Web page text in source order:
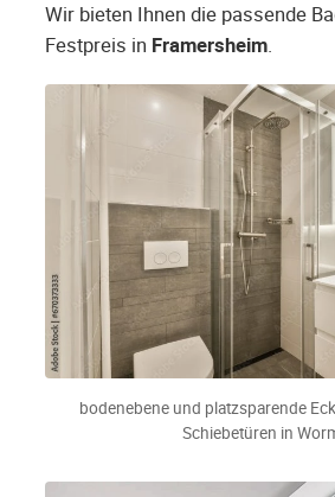
Wir bieten Ihnen die passende
Festpreis in Framersheim.
bodenebene und platzsparende
Schiebetüren in